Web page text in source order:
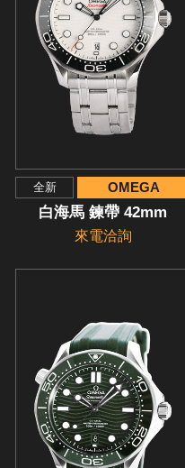
全新 OMEGA
白海馬 鍊帶 42mm
來電洽詢